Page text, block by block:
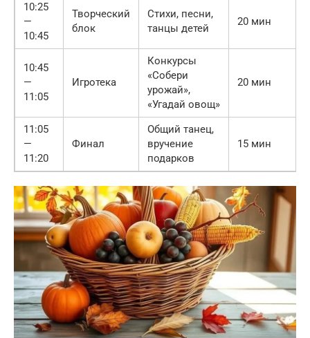
10:25
—
10:45
Творческий
блок
Стихи, песни,
танцы детей
20 мин
10:45
—
11:05
Игротека
Конкурсы
«Собери
урожай»,
«Угадай овощ»
20 мин
11:05
—
11:20
Финал
Общий танец,
вручение
подарков
15 мин